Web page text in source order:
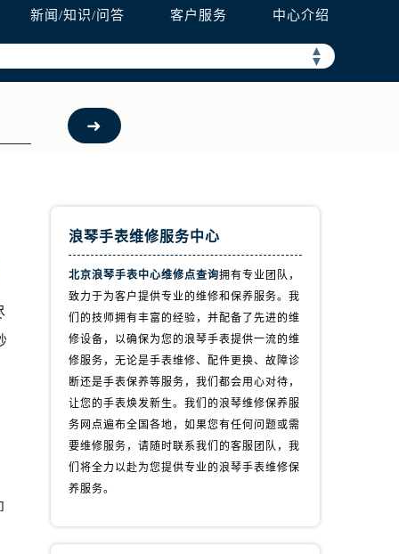
新闻/知识/问答 客户服务 中心介绍
▲
▼
浪琴手表维修服务中心
北京浪琴手表中心维修点查询拥有专业团队，
致力于为客户提供专业的维修和保养服务。我
们的技师拥有丰富的经验，并配备了先进的维
修设备，以确保为您的浪琴手表提供一流的维
修服务，无论是手表维修、配件更换、故障诊
断还是手表保养等服务，我们都会用心对待，
让您的手表焕发新生。我们的浪琴维修保养服
务网点遍布全国各地，如果您有任何问题或需
要维修服务，请随时联系我们的客服团队，我
们将全力以赴为您提供专业的浪琴手表维修保
养服务。